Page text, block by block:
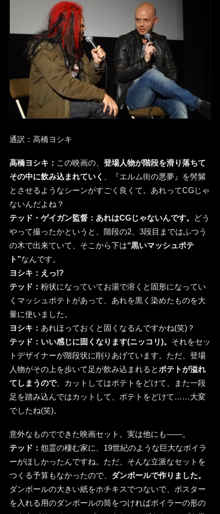
通訳：高橋ヨシキ
高橋ヨシキ： この映画の、 登場人物が階段を滑り落ちて
その中に飲み込まれていく
、『エルム街の悪夢』を髣髴
とさせるようなシーンがすごく良くて。あれってCGじゃ
ないんだよね？
テッド・ゲイガン監督： あれはCGじゃないんです。
どう
やって撮ったかというと、階段の2、3段目まではふつう
の木で出来ていて、そこから下は“黒いマッシュポテ
ト”なんです。
ヨシキ： えっ!?
テッド： 粉状になっていてお湯で溶くと固形になってい
くマッシュポテトがあって、あれを黒く染めたものを大
量に使いました。
ヨシキ： あれほっておくと固くなるんですかね(笑)？
テッド： いい感じに固くなります(ニッコリ)。 それをセッ
トデザイナーが階段状に削りあげています。ただ、登場
人物がその上を歩いて足が飲み込まれるとポテトが溢れ
てしまうので、カットしてはポテトをどけて、また一段
足を踏み込んではカットして、ポテトをどけて……大変
でしたね(笑)。
意外なものでできた映画セット。実は他にも――。
テッド： 怨霊の棲む家に、19世紀のような巨大なボイラ
ーがほしかったんですね。ただ、そんな立派なセットを
つくる予算もなかったので、 ダンボールで作りました。
ダンボールの大きい紙をホチキスでつないで、ポスター
を入れる用のダンボールの筒をつければボイラーの形の